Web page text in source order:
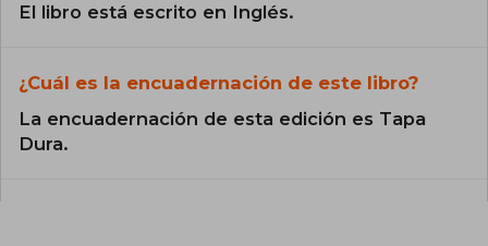
El libro está escrito en Inglés.
¿Cuál es la encuadernación de este libro?
La encuadernación de esta edición es Tapa
Dura.